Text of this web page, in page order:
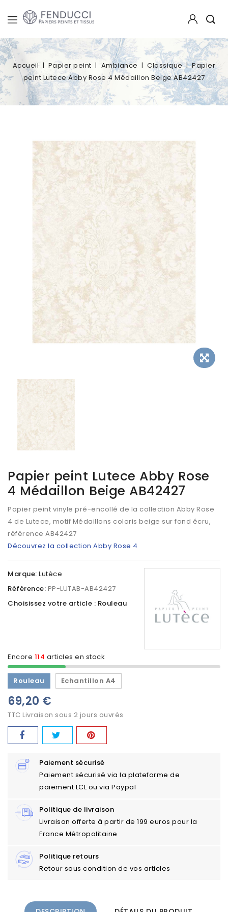
Accueil Papier peint Ambiance Classique
Papier
peint Lutece Abby Rose 4 Médaillon Beige AB42427
Papier peint Lutece Abby Rose
4 Médaillon Beige AB42427
Papier peint vinyle pré-encollé de la collection Abby Rose
4 de Lutece, motif Médaillons coloris beige sur fond écru,
référence AB42427
Découvrez la collection Abby Rose 4
Marque: Lutèce
Référence: PP-LUTAB-AB42427
Encore 114 articles en stock
Choisissez votre article : Rouleau
Rouleau Echantillon A4
69,20 €
TTC Livraison sous 2 jours ouvrés
Paiement sécurisé
Paiement sécurisé via la plateforme de
paiement LCL ou via Paypal
Politique de livraison
Livraison offerte à partir de 199 euros pour la
France Métropolitaine
Politique retours
Retour sous condition de vos articles